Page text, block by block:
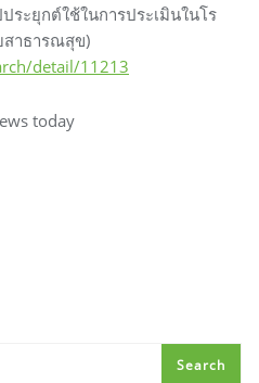
ระยุกต์ใช้ในการประเมินในโร
สาธารณสุข)
detail/11213
today